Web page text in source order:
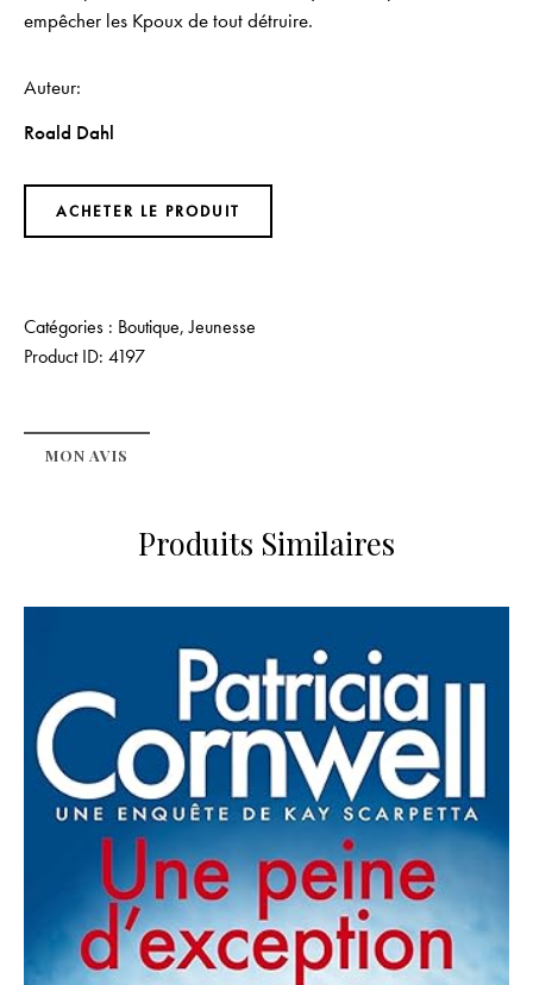
empêcher les Kpoux de tout détruire.
Auteur
Roald Dahl
ACHETER LE PRODUIT
Catégories : Boutique,Jeunesse
Product ID: 4197
MON AVIS
Produits Similaires